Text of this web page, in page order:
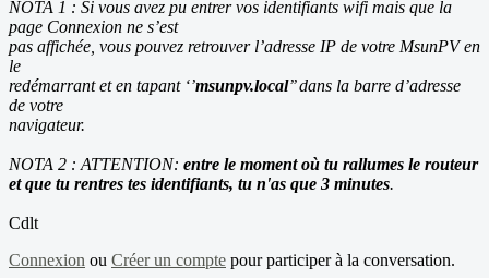
NOTA 1 : Si vous avez pu entrer vos identifiants wifi mais que la
page Connexion ne s’est
pas affichée, vous pouvez retrouver l’adresse IP de votre MsunPV en
le
redémarrant et en tapant ‘’msunpv.local’’ dans la barre d’adresse
de votre
navigateur.
NOTA 2 : ATTENTION: entre le moment où tu rallumes le routeur
et que tu rentres tes identifiants, tu n'as que 3 minutes.
Cdlt
Connexion ou Créer un compte pour participer à la conversation.